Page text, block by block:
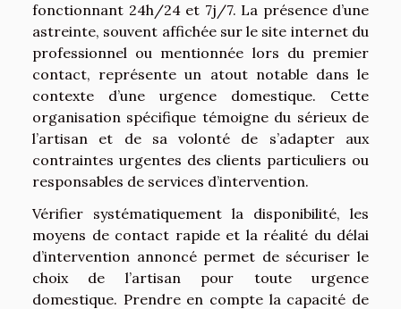
fonctionnant 24h/24 et 7j/7. La présence d’une
astreinte, souvent affichée sur le site internet du
professionnel ou mentionnée lors du premier
contact, représente un atout notable dans le
contexte d’une urgence domestique. Cette
organisation spécifique témoigne du sérieux de
l’artisan et de sa volonté de s’adapter aux
contraintes urgentes des clients particuliers ou
responsables de services d’intervention.
Vérifier systématiquement la disponibilité, les
moyens de contact rapide et la réalité du délai
d’intervention annoncé permet de sécuriser le
choix de l’artisan pour toute urgence
domestique. Prendre en compte la capacité de